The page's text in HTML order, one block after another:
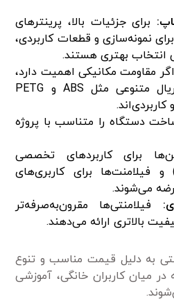
برای جزئیات بالا، پرینترهای
نمونه‌سازی و قطعات کاربردی،
انتخاب بهتری هستند.
اگر مقاومت مکانیکی اهمیت دارد،
فیلامنتی‌ها با متریال متنوعی مثل ABS و PETG
دستگاه را متناسب با پروژه
برای کاربردهای تخصصی
و فیلامنت‌ها برای کاربری‌های
می‌شوند.
فیلامنتی‌ها مقرون‌به‌صرفه‌تر
بالاتری ارائه می‌دهند.
به دلیل قیمت مناسب و تنوع
در میان کاربران خانگی، آموزشی